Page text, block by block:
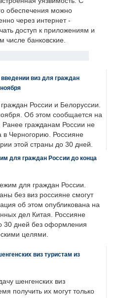
обеспечения можно
через интернет -
доступ к приложениям и
числе банковские.
виз для граждан
России и Белоруссии.
Об этом сообщается на
Ранее гражданам России не
в Черногорию. Россияне
этой страны до 30 дней.
для граждан России до конца
для граждан России.
без виз россияне смогут
об этом опубликована на
дел Китая. Россияне
30 дней без оформления
целями.
виз туристам из
шенгенских виз
получить их могут только